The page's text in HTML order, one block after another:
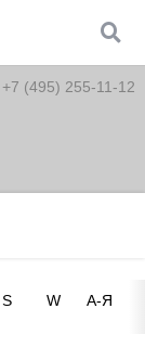
+7 (495) 255-11-12
S W А-Я